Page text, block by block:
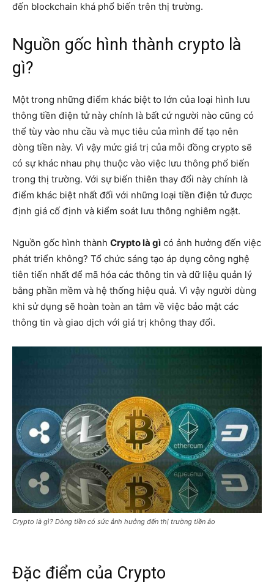
đến blockchain khá phổ biến trên thị trường.
Nguồn gốc hình thành crypto là
gì?
Một trong những điểm khác biệt to lớn của loại hình lưu
thông tiền điện tử này chính là bất cứ người nào cũng có
thể tùy vào nhu cầu và mục tiêu của mình để tạo nên
dòng tiền này. Vì vậy mức giá trị của mỗi đồng crypto sẽ
có sự khác nhau phụ thuộc vào việc lưu thông phổ biến
trong thị trường. Với sự biến thiên thay đổi này chính là
điểm khác biệt nhất đối với những loại tiền điện tử được
định giá cố định và kiểm soát lưu thông nghiêm ngặt.
Nguồn gốc hình thành Crypto là gì có ảnh hưởng đến việc
phát triển không? Tổ chức sáng tạo áp dụng công nghệ
tiên tiến nhất để mã hóa các thông tin và dữ liệu quản lý
bằng phần mềm và hệ thống hiệu quả. Vì vậy người dùng
khi sử dụng sẽ hoàn toàn an tâm về việc bảo mật các
thông tin và giao dịch với giá trị không thay đổi.
Crypto là gì? Dòng tiền có sức ảnh hưởng đến thị trường tiền ảo
Đặc điểm của Crypto